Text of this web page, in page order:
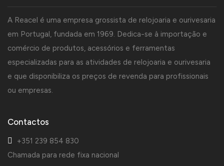
A Reacel é uma empresa grossista de relojoaria e ourivesaria
em Portugal, fundada em 1969. Dedica-se à importação e
comércio de produtos, acessórios e ferramentas
especializadas para as atividades de relojoaria e ourivesaria
e que disponibiliza os preços de revenda para profissionais
ou empresas.
Contactos
+351 239 854 830
Chamada para rede fixa nacional